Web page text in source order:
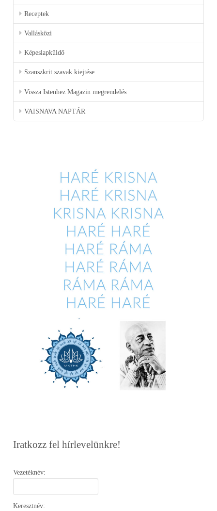
Receptek
Vallásközi
Képeslapküldő
Szanszkrit szavak kiejtése
Vissza Istenhez Magazin megrendelés
VAISNAVA NAPTÁR
Iratkozz fel hírlevelünkre!
Vezetéknév:
Keresztnév: